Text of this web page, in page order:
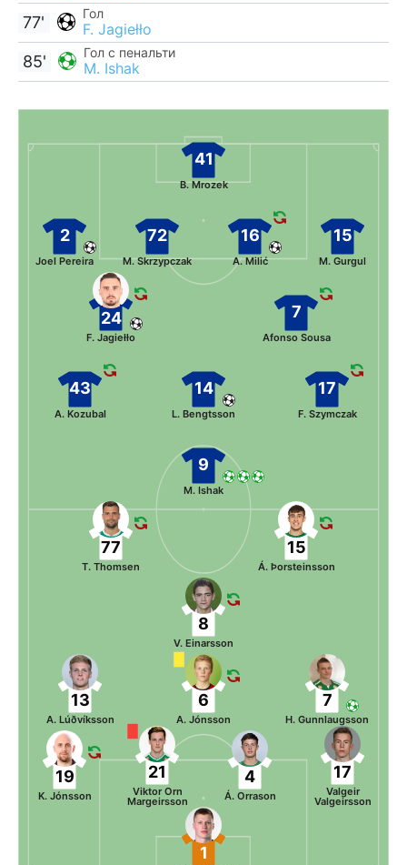
Гол
F. Jagiełło
77'
Гол с пенальти
M. Ishak
85'
41
B. Mrozek
15
M. Gurgul
16
A. Milić
72
M. Skrzypczak
2
Joel Pereira
7
Afonso Sousa
24
F. Jagiełło
17
F. Szymczak
14
L. Bengtsson
43
A. Kozubal
9
M. Ishak
1
19
K. Jónsson
21
Viktor Orn
Margeirsson
4
Á. Orrason
17
Valgeir
Valgeirsson
13
A. Lúðvíksson
6
A. Jónsson
7
H. Gunnlaugsson
8
V. Einarsson
77
T. Thomsen
15
Á. Þorsteinsson